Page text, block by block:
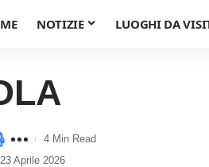
NOTIZIE LUOGHI DA
Aprile 2026
4 Min Read